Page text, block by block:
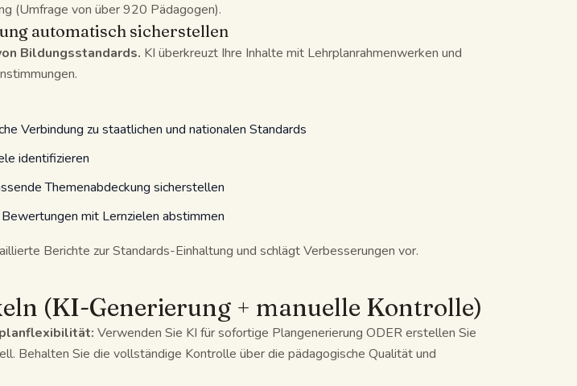
(Umfrage von über 920 Pädagogen).
automatisch sicherstellen
Bildungsstandards. KI überkreuzt Ihre Inhalte mit Lehrplanrahmenwerken und
Verbindung zu staatlichen und nationalen Standards
identifizieren
Themenabdeckung sicherstellen
Bewertungen mit Lernzielen abstimmen
Berichte zur Standards-Einhaltung und schlägt Verbesserungen vor.
(KI-Generierung + manuelle Kontrolle)
Verwenden Sie KI für sofortige Plangenerierung ODER erstellen Sie
Behalten Sie die vollständige Kontrolle über die pädagogische Qualität und